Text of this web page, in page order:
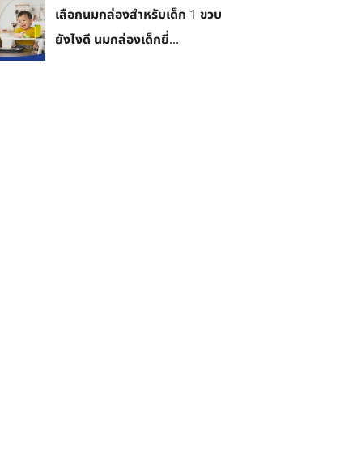
เลือกนมกล่องสำหรับเด็ก 1 ขวบ
ยังไงดี นมกล่องเด็กยี่...